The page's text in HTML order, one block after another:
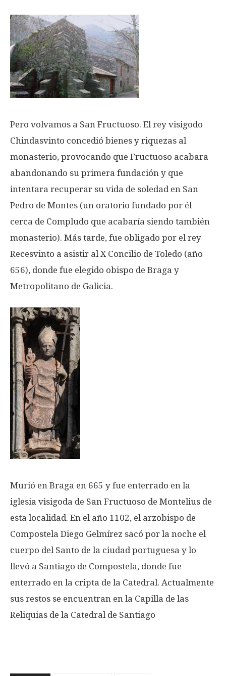
Pero volvamos a San Fructuoso. El rey visigodo
Chindasvinto concedió bienes y riquezas al
monasterio, provocando que Fructuoso acabara
abandonando su primera fundación y que
intentara recuperar su vida de soledad en San
Pedro de Montes (un oratorio fundado por él
cerca de Compludo que acabaría siendo también
monasterio). Más tarde, fue obligado por el rey
Recesvinto a asistir al X Concilio de Toledo (año
656), donde fue elegido obispo de Braga y
Metropolitano de Galicia.
Murió en Braga en 665 y fue enterrado en la
iglesia visigoda de San Fructuoso de Montelius de
esta localidad. En el año 1102, el arzobispo de
Compostela Diego Gelmírez sacó por la noche el
cuerpo del Santo de la ciudad portuguesa y lo
llevó a Santiago de Compostela, donde fue
enterrado en la cripta de la Catedral. Actualmente
sus restos se encuentran en la Capilla de las
Reliquias de la Catedral de Santiago